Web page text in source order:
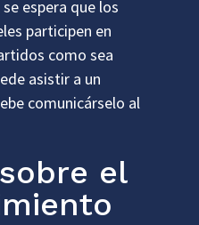
espera que los
participen en
como sea
asistir a un
comunicárselo al
el